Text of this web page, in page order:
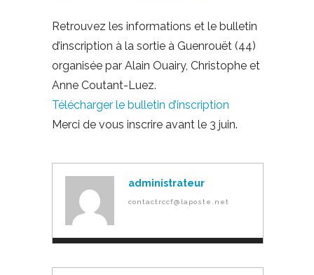
Retrouvez les informations et le bulletin
d’inscription à la sortie à Guenrouët (44)
organisée par Alain Ouairy, Christophe et
Anne Coutant-Luez.
Télécharger le bulletin d’inscription
Merci de vous inscrire avant le 3 juin.
administrateur
contactrccf@laposte.net